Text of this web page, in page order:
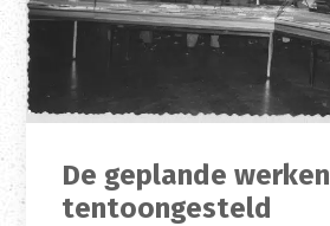
De geplande werken
tentoongesteld